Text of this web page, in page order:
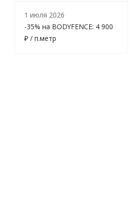
1 июля 2026
-35% на BODYFENCE: 4 900
₽ / п.метр